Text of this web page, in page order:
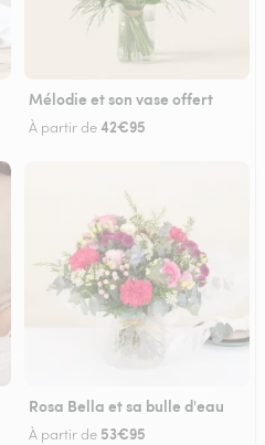
Mélodie et son vase offert
À partir de42€95
Rosa Bella et sa bulle d'eau
À partir de 53€95